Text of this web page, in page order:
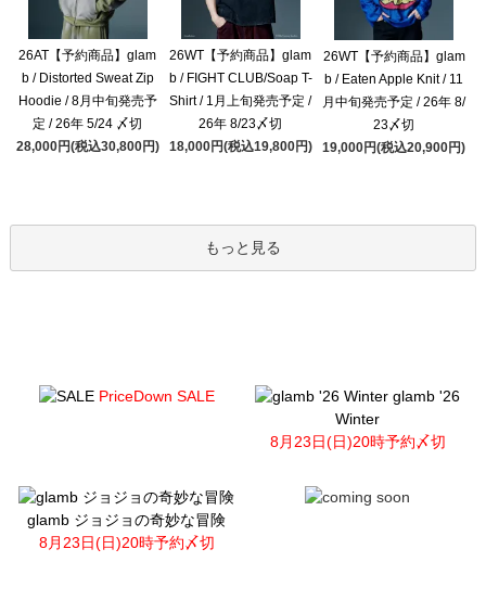
26AT【予約商品】glam
b / Distorted Sweat Zip
Hoodie / 8月中旬発売予
定 / 26年 5/24 〆切
28,000円(税込30,800円)
26WT【予約商品】glam
b / FIGHT CLUB/Soap T-
Shirt / 1月上旬発売予定 /
26年 8/23〆切
18,000円(税込19,800円)
26WT【予約商品】glam
b / Eaten Apple Knit / 11
月中旬発売予定 / 26年 8/
23〆切
19,000円(税込20,900円)
もっと見る
PriceDown SALE
glamb '26
Winter
8月23日(日)20時予約〆切
glamb ジョジョの奇妙な冒険
8月23日(日)20時予約〆切